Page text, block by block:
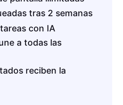
tras 2 semanas
con IA
a todas las
reciben la